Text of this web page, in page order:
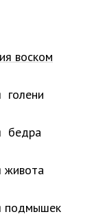
воском
голени
бедра
живота
подмышек